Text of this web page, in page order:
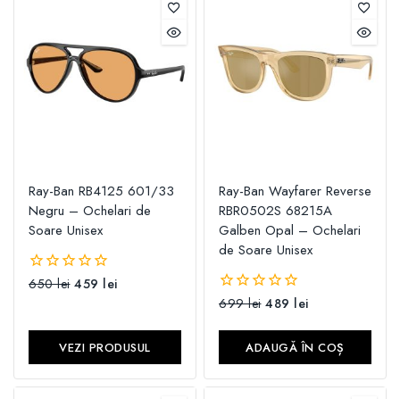
Ray-Ban RB4125 601/33
Negru – Ochelari de
Soare Unisex
0
650lei 459 lei
VEZI PRODUSUL
Ray-Ban Wayfarer Reverse
RBR0502S 68215A
Galben Opal – Ochelari
de Soare Unisex
0
5
699lei 489 lei
ADAUGĂ ÎN COȘ